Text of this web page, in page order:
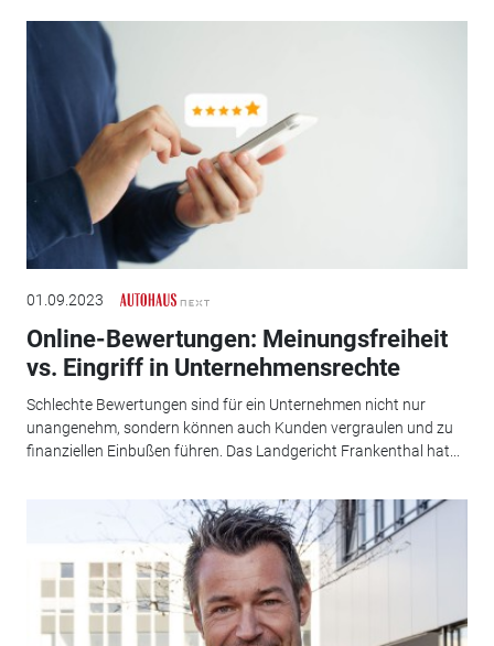
01.09.2023
Online-Bewertungen: Meinungsfreiheit
vs. Eingriff in Unternehmensrechte
Schlechte Bewertungen sind für ein Unternehmen nicht nur
unangenehm, sondern können auch Kunden vergraulen und zu
finanziellen Einbußen führen. Das Landgericht Frankenthal hat...